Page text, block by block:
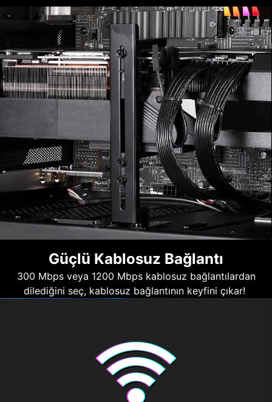
Güçlü Kablosuz Bağlantı
300 Mbps veya 1200 Mbps kablosuz bağlantılardan
dilediğini seç, kablosuz bağlantının keyfini çıkar!